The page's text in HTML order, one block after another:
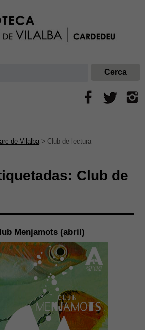
de Vilalba> Club de lectura
Club de
Menjamots (abril)